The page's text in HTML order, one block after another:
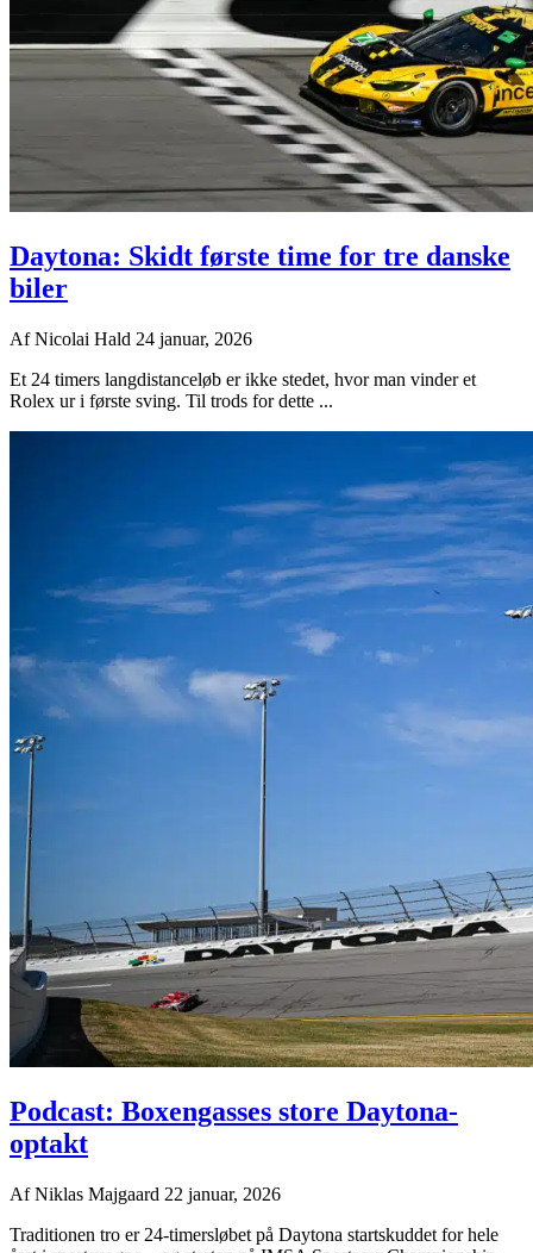
Daytona: Skidt første time for tre danske
biler
AfNicolai Hald 24 januar, 2026
Et 24 timers langdistanceløb er ikke stedet, hvor man vinder et
Rolex ur i første sving. Til trods for dette ...
Podcast: Boxengasses store Daytona-
optakt
AfNiklas Majgaard 22 januar, 2026
Traditionen tro er 24-timersløbet på Daytona startskuddet for hele